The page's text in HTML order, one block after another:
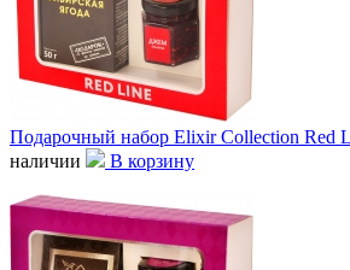
Подарочный набор Elixir Collection Red
наличии
В корзину